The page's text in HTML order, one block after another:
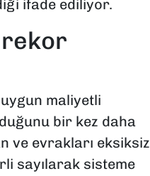
ifade ediliyor.
maliyetli
bir kez daha
ve evrakları eksiksiz
sayılarak sisteme